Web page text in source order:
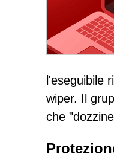
l'eseguibile
wiper. Il
che